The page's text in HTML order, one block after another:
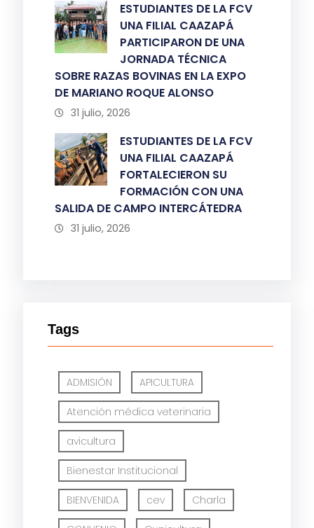
ESTUDIANTES DE LA FCV
UNA FILIAL CAAZAPÁ
PARTICIPARON DE UNA
JORNADA TÉCNICA
SOBRE RAZAS BOVINAS EN LA EXPO
DE MARIANO ROQUE ALONSO
31 julio, 2026
ESTUDIANTES DE LA FCV
UNA FILIAL CAAZAPÁ
FORTALECIERON SU
FORMACIÓN CON UNA
SALIDA DE CAMPO INTERCÁTEDRA
31 julio, 2026
Tags
ADMISIÓN APICULTURA
Atención médica veterinaria
avicultura
Bienestar Institucional
BIENVENIDA cev Charla